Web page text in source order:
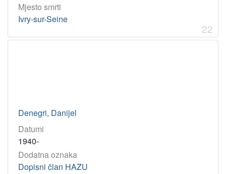
Mjesto smrti
Ivry-sur-Seine
22
Denegri, Danijel
Datumi
1940-
Dodatna oznaka
Dopisni član HAZU